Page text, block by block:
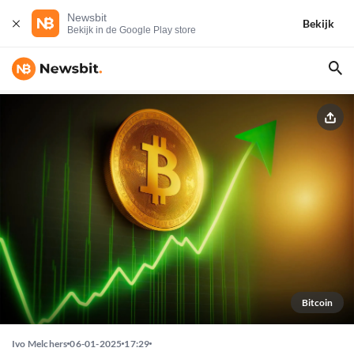
Newsbit
Bekijk in de Google Play store
Bekijk
Bitcoin
Ivo Melchers 06-01-2025 17:29